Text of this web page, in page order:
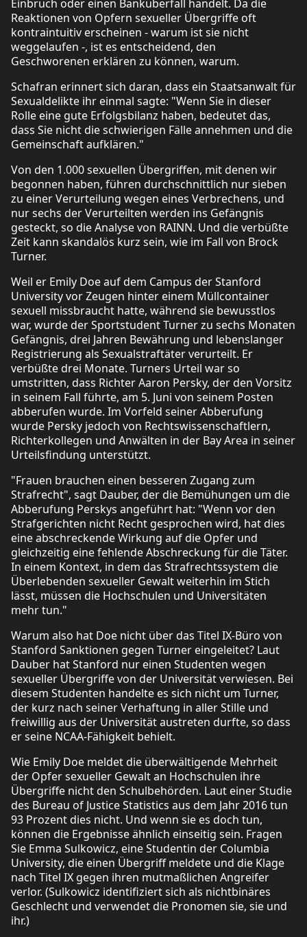
Einbruch oder einen Banküberfall handelt. Da die
Reaktionen von Opfern sexueller Übergriffe oft
kontraintuitiv erscheinen - warum ist sie nicht
weggelaufen -, ist es entscheidend, den
Geschworenen erklären zu können, warum.
Schafran erinnert sich daran, dass ein Staatsanwalt für
Sexualdelikte ihr einmal sagte: "Wenn Sie in dieser
Rolle eine gute Erfolgsbilanz haben, bedeutet das,
dass Sie nicht die schwierigen Fälle annehmen und die
Gemeinschaft aufklären."
Von den 1.000 sexuellen Übergriffen, mit denen wir
begonnen haben, führen durchschnittlich nur sieben
zu einer Verurteilung wegen eines Verbrechens, und
nur sechs der Verurteilten werden ins Gefängnis
gesteckt, so die Analyse von RAINN. Und die verbüßte
Zeit kann skandalös kurz sein, wie im Fall von Brock
Turner.
Weil er Emily Doe auf dem Campus der Stanford
University vor Zeugen hinter einem Müllcontainer
sexuell missbraucht hatte, während sie bewusstlos
war, wurde der Sportstudent Turner zu sechs Monaten
Gefängnis, drei Jahren Bewährung und lebenslanger
Registrierung als Sexualstraftäter verurteilt. Er
verbüßte drei Monate. Turners Urteil war so
umstritten, dass Richter Aaron Persky, der den Vorsitz
in seinem Fall führte, am 5. Juni von seinem Posten
abberufen wurde. Im Vorfeld seiner Abberufung
wurde Persky jedoch von Rechtswissenschaftlern,
Richterkollegen und Anwälten in der Bay Area in seiner
Urteilsfindung unterstützt.
"Frauen brauchen einen besseren Zugang zum
Strafrecht", sagt Dauber, der die Bemühungen um die
Abberufung Perskys angeführt hat: "Wenn vor den
Strafgerichten nicht Recht gesprochen wird, hat dies
eine abschreckende Wirkung auf die Opfer und
gleichzeitig eine fehlende Abschreckung für die Täter.
In einem Kontext, in dem das Strafrechtssystem die
Überlebenden sexueller Gewalt weiterhin im Stich
lässt, müssen die Hochschulen und Universitäten
mehr tun."
Warum also hat Doe nicht über das Titel IX-Büro von
Stanford Sanktionen gegen Turner eingeleitet? Laut
Dauber hat Stanford nur einen Studenten wegen
sexueller Übergriffe von der Universität verwiesen. Bei
diesem Studenten handelte es sich nicht um Turner,
der kurz nach seiner Verhaftung in aller Stille und
freiwillig aus der Universität austreten durfte, so dass
er seine NCAA-Fähigkeit behielt.
Wie Emily Doe meldet die überwältigende Mehrheit
der Opfer sexueller Gewalt an Hochschulen ihre
Übergriffe nicht den Schulbehörden. Laut einer Studie
des Bureau of Justice Statistics aus dem Jahr 2016 tun
93 Prozent dies nicht. Und wenn sie es doch tun,
können die Ergebnisse ähnlich einseitig sein. Fragen
Sie Emma Sulkowicz, eine Studentin der Columbia
University, die einen Übergriff meldete und die Klage
nach Titel IX gegen ihren mutmaßlichen Angreifer
verlor. (Sulkowicz identifiziert sich als nichtbinäres
Geschlecht und verwendet die Pronomen sie, sie und
ihr.)